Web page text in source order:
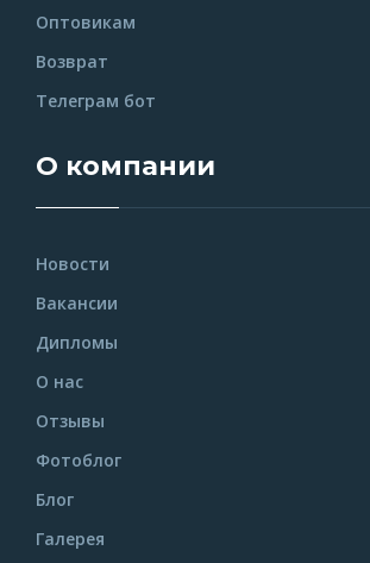
Оптовикам
Возврат
Телеграм бот
О компании
Новости
Вакансии
Дипломы
О нас
Отзывы
Фотоблог
Блог
Галерея